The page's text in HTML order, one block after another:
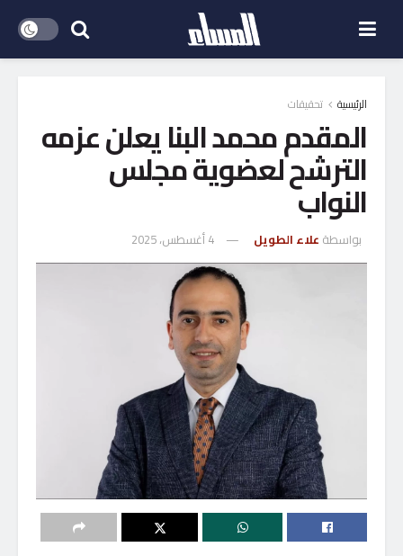
الرئيسية تحقيقات
المقدم محمد البنا يعلن عزمه
الترشح لعضوية مجلس
النواب
بواسطة علاء الطويل 4 أغسطس، 2025